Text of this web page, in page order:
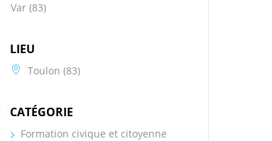
Var (83)
LIEU
Toulon (83)
CATÉGORIE
Formation civique et citoyenne